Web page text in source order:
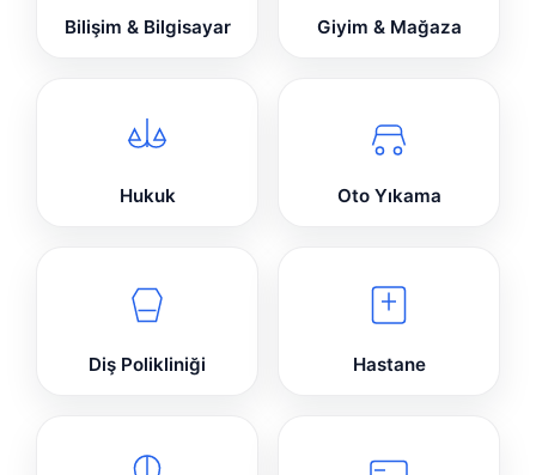
Bilişim & Bilgisayar Giyim & Mağaza
Hukuk Oto Yıkama
Diş Polikliniği Hastane